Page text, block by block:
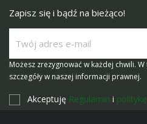
Zapisz się i bądź na bieżąco!
Możesz zrezygnować w każdej chwili.
szczegóły w naszej informacji prawnej.
Akceptuję Regulamin i